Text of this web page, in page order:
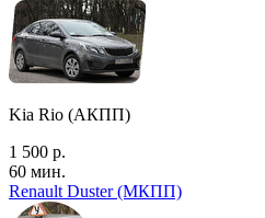
Kia Rio (АКПП)
1 500 р.
60 мин.
Renault Duster (МКПП)